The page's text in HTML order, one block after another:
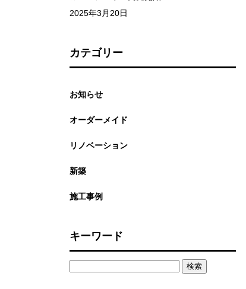
2025年3月20日
カテゴリー
お知らせ
オーダーメイド
リノベーション
新築
施工事例
キーワード